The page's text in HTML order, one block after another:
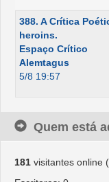
388. A Crítica
heroins.
Espaço Crítico
Alemtagus
5/8 19:57
Quem está
181 visitantes online (